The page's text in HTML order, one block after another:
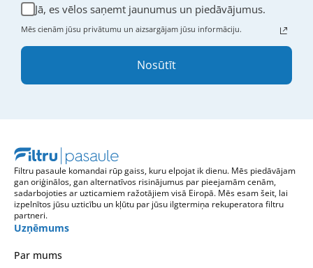
Jā, es vēlos saņemt jaunumus un piedāvājumus.
Mēs cienām jūsu privātumu un aizsargājam jūsu informāciju.
Nosūtīt
Filtru pasaule komandai rūp gaiss, kuru elpojat ik dienu. Mēs piedāvājam
gan oriģinālos, gan alternatīvos risinājumus par pieejamām cenām,
sadarbojoties ar uzticamiem ražotājiem visā Eiropā. Mēs esam šeit, lai
izpelnītos jūsu uzticību un kļūtu par jūsu ilgtermiņa rekuperatora filtru
partneri.
Uzņēmums
Par mums